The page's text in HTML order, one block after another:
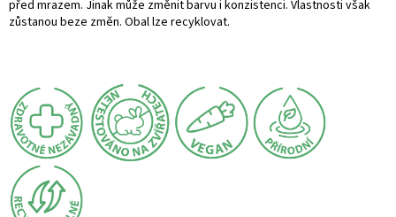
před mrazem. Jinak může změnit barvu i konzistenci. Vlastnosti však
zůstanou beze změn. Obal lze recyklovat.